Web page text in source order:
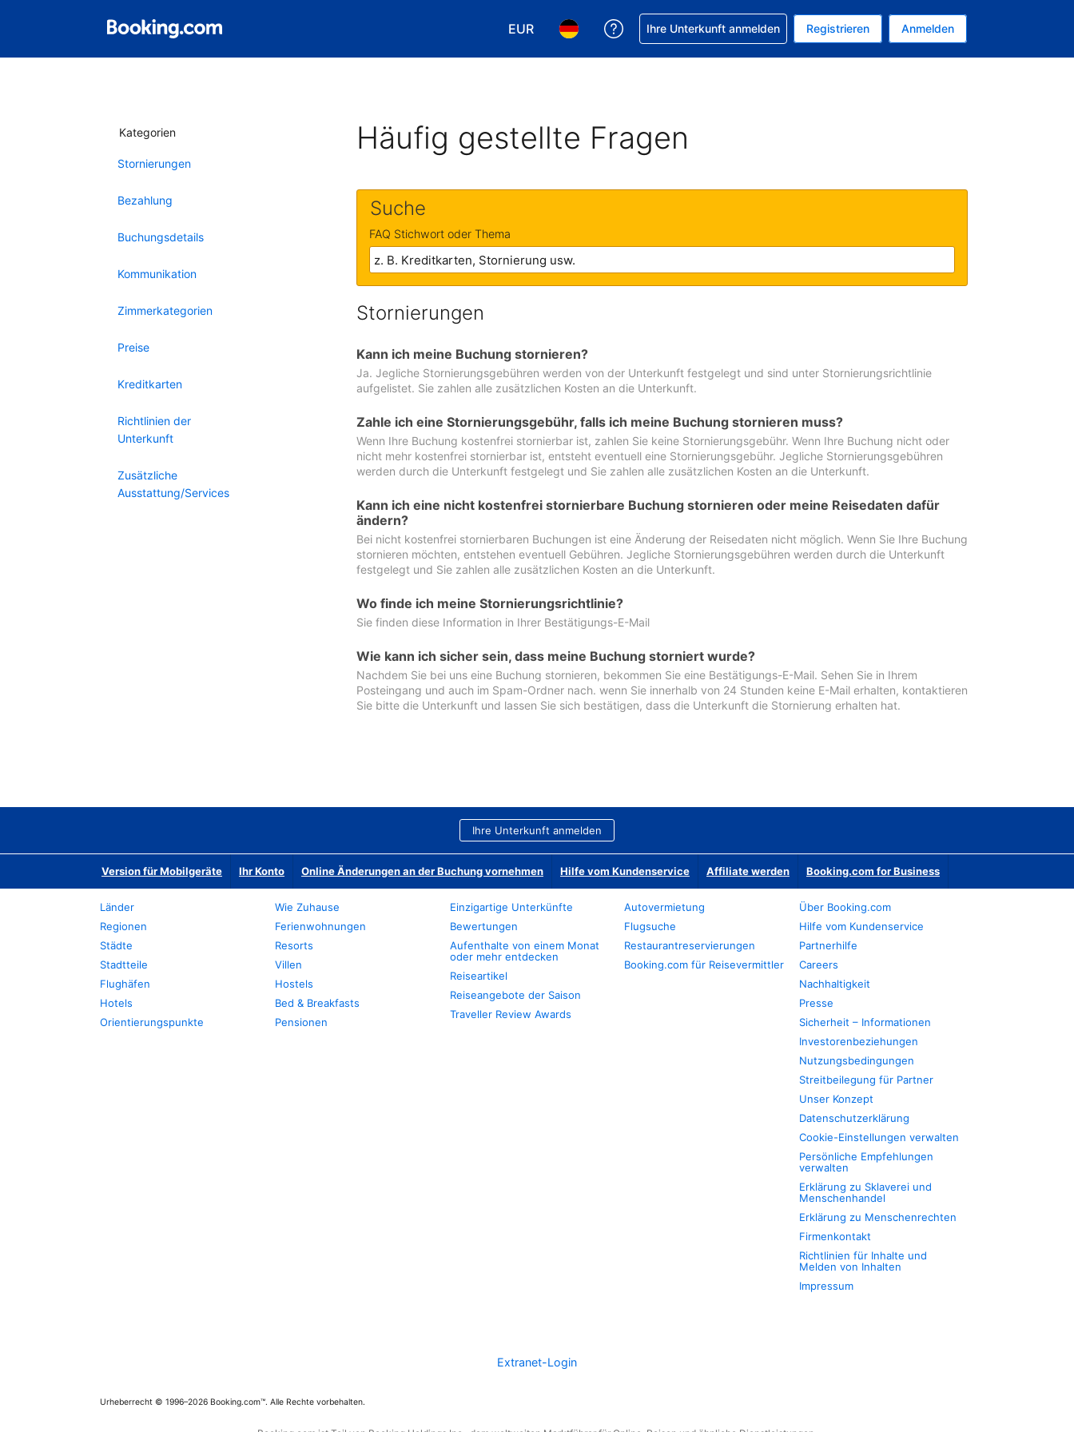
EUR
Wählen Sie Ihre Währung. Ihre aktuelle Währung ist EUR
Wählen Sie Ihre Sprache. Ihre aktuelle Sprache ist Deutsch
Hilfe bei Ihrer Buchung erhalten
Ihre Unterkunft anmelden Registrieren Anmelden
Kategorien
Stornierungen
Bezahlung
Buchungsdetails
Kommunikation
Zimmerkategorien
Preise
Kreditkarten
Richtlinien der
Unterkunft
Zusätzliche
Ausstattung/Services
Häufig gestellte Fragen
Suche
FAQ Stichwort oder Thema
Stornierungen
Kann ich meine Buchung stornieren?
Ja. Jegliche Stornierungsgebühren werden von der Unterkunft festgelegt und sind unter Stornierungsrichtlinie
aufgelistet. Sie zahlen alle zusätzlichen Kosten an die Unterkunft.
Zahle ich eine Stornierungsgebühr, falls ich meine Buchung stornieren muss?
Wenn Ihre Buchung kostenfrei stornierbar ist, zahlen Sie keine Stornierungsgebühr. Wenn Ihre Buchung nicht oder
nicht mehr kostenfrei stornierbar ist, entsteht eventuell eine Stornierungsgebühr. Jegliche Stornierungsgebühren
werden durch die Unterkunft festgelegt und Sie zahlen alle zusätzlichen Kosten an die Unterkunft.
Kann ich eine nicht kostenfrei stornierbare Buchung stornieren oder meine Reisedaten dafür
ändern?
Bei nicht kostenfrei stornierbaren Buchungen ist eine Änderung der Reisedaten nicht möglich. Wenn Sie Ihre Buchung
stornieren möchten, entstehen eventuell Gebühren. Jegliche Stornierungsgebühren werden durch die Unterkunft
festgelegt und Sie zahlen alle zusätzlichen Kosten an die Unterkunft.
Wo finde ich meine Stornierungsrichtlinie?
Sie finden diese Information in Ihrer Bestätigungs-E-Mail
Wie kann ich sicher sein, dass meine Buchung storniert wurde?
Nachdem Sie bei uns eine Buchung stornieren, bekommen Sie eine Bestätigungs-E-Mail. Sehen Sie in Ihrem
Posteingang und auch im Spam-Ordner nach. wenn Sie innerhalb von 24 Stunden keine E-Mail erhalten, kontaktieren
Sie bitte die Unterkunft und lassen Sie sich bestätigen, dass die Unterkunft die Stornierung erhalten hat.
Ihre Unterkunft anmelden
Version für Mobilgeräte Ihr Konto Online Änderungen an der Buchung vornehmen Hilfe vom Kundenservice Affiliate werden Booking.com for Business
Länder
Regionen
Städte
Stadtteile
Flughäfen
Hotels
Orientierungspunkte
Wie Zuhause
Ferienwohnungen
Resorts
Villen
Hostels
Bed & Breakfasts
Pensionen
Einzigartige Unterkünfte
Bewertungen
Aufenthalte von einem Monat
oder mehr entdecken
Reiseartikel
Reiseangebote der Saison
Traveller Review Awards
Autovermietung
Flugsuche
Restaurantreservierungen
Booking.com für Reisevermittler
Über Booking.com
Hilfe vom Kundenservice
Partnerhilfe
Careers
Nachhaltigkeit
Presse
Sicherheit – Informationen
Investorenbeziehungen
Nutzungsbedingungen
Streitbeilegung für Partner
Unser Konzept
Datenschutzerklärung
Cookie-Einstellungen verwalten
Persönliche Empfehlungen
verwalten
Erklärung zu Sklaverei und
Menschenhandel
Erklärung zu Menschenrechten
Firmenkontakt
Richtlinien für Inhalte und
Melden von Inhalten
Impressum
Extranet-Login
Urheberrecht © 1996–2026 Booking.com™. Alle Rechte vorbehalten.